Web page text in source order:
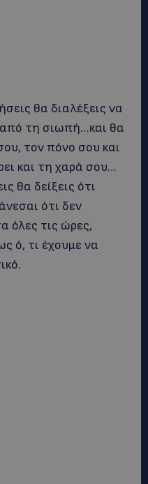
θα διαλέξεις να
από τη σιωπή…και θα
τον πόνο σου και
και τη χαρά σου…
θα δείξεις ότι
ότι δεν
όλες τις ώρες,
ό, τι έχουμε να